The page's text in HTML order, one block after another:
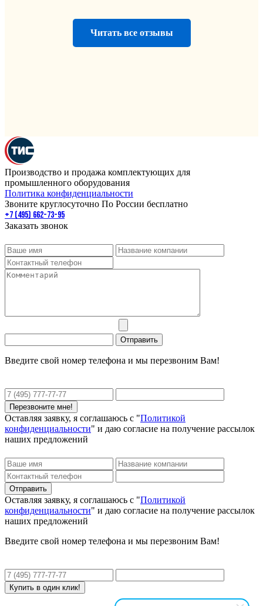
Читать все отзывы
Производство и продажа комплектующих для
промышленного оборудования
Политика конфиденциальности
Звоните круглосуточно По России бесплатно
+7 (495) 662-73-95
Заказать звонок
Введите свой номер телефона и мы перезвоним Вам!
Оставляя заявку, я соглашаюсь с "Политикой
конфиденциальности" и даю согласие на получение рассылок
наших предложений
Оставляя заявку, я соглашаюсь с "Политикой
конфиденциальности" и даю согласие на получение рассылок
наших предложений
Введите свой номер телефона и мы перезвоним Вам!